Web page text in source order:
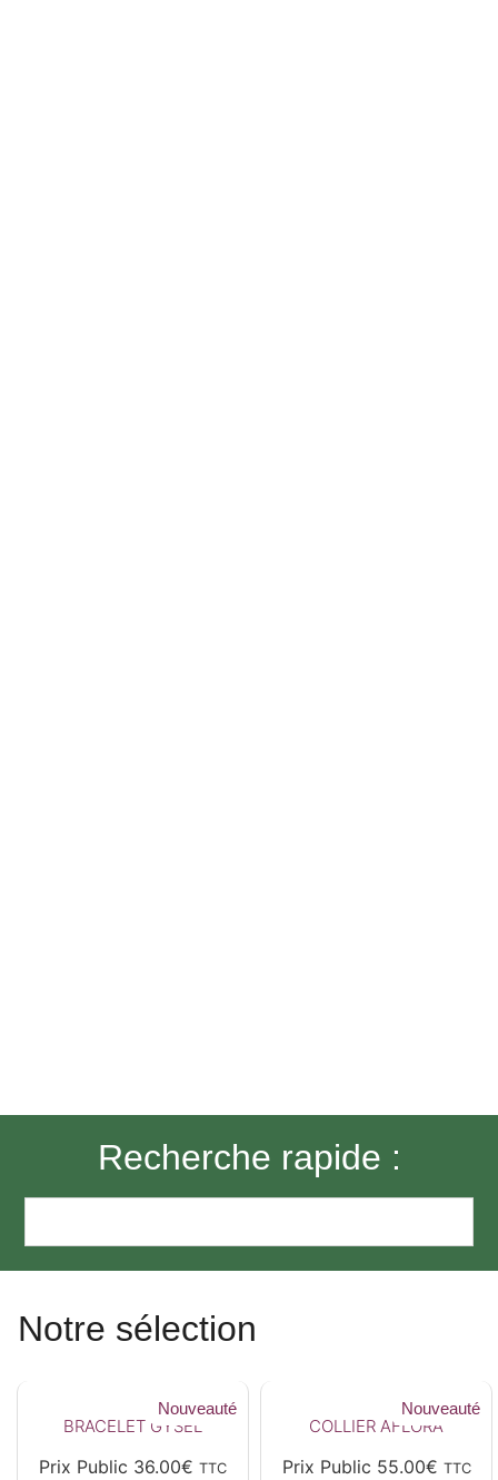
Recherche rapide :
Notre sélection
Nouveauté
BRACELET GYSEL
Prix Public 36.00€ TTC
Nouveauté
COLLIER AFLORA
Prix Public 55.00€ TTC